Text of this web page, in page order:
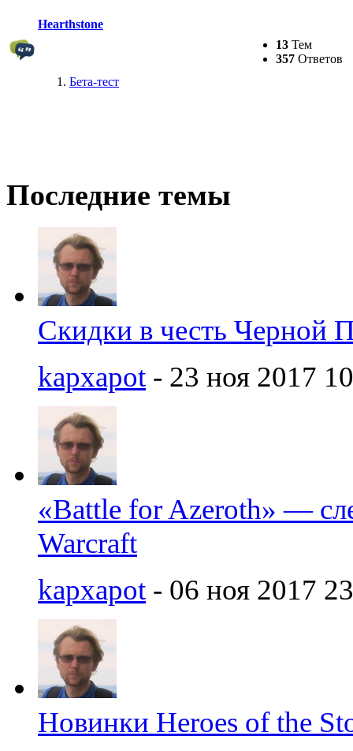
Hearthstone
Бета-тест
13 Тем
357 Ответов
Последние темы
Скидки в честь Черной
kapxapot - 23 ноя 2017
«Battle for Azeroth» —
Warcraft
kapxapot - 06 ноя 2017
Новинки Heroes of the